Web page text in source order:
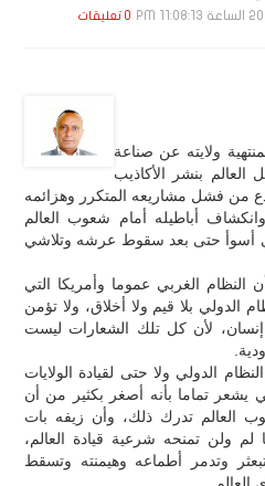
0 تعليقات
ولايته عن صناعة
العالم بنشر الأكاذيب
من فشل مشاريعه المتكرر وهزائمه
أباطيله أمام شعوب العالم
أسوأ حتى بعد سقوط عرشه وتلاشي
أن النظام الغربي عموما وأمريكا التي
بلا قيم ولا أخلاق، ولا تؤمن
لأن كل تلك الشعارات ليست
الدولي ولا حتى لقيادة الولايات
يشعر تماما بأنه أصغر بكثير من أن
العالم تدرك ذلك، وأن زيفه بات
ولن تمنحه شرعية قيادة العالم،
وتدمر أطماعه وهيمنته وتسقط